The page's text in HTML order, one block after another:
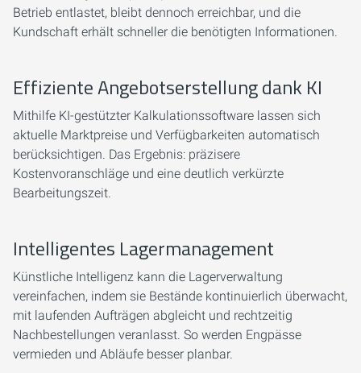
Betrieb entlastet, bleibt dennoch erreichbar, und die
Kundschaft erhält schneller die benötigten Informationen.
Effiziente Angebotserstellung dank KI
Mithilfe KI-gestützter Kalkulationssoftware lassen sich
aktuelle Marktpreise und Verfügbarkeiten automatisch
berücksichtigen. Das Ergebnis: präzisere
Kostenvoranschläge und eine deutlich verkürzte
Bearbeitungszeit.
Intelligentes Lagermanagement
Künstliche Intelligenz kann die Lagerverwaltung
vereinfachen, indem sie Bestände kontinuierlich überwacht,
mit laufenden Aufträgen abgleicht und rechtzeitig
Nachbestellungen veranlasst. So werden Engpässe
vermieden und Abläufe besser planbar.